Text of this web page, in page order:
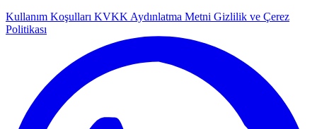
Kullanım Koşulları KVKK Aydınlatma Metni Gizlilik ve Çerez
Politikası